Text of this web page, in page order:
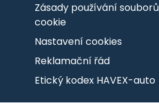
Zásady používání souborů
cookie
Nastavení cookies
Reklamační řád
Etický kodex HAVEX-auto